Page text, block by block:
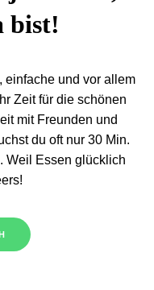
bist!
einfache und vor allem
Zeit für die schönen
mit Freunden und
du oft nur 30 Min.
Weil Essen glücklich